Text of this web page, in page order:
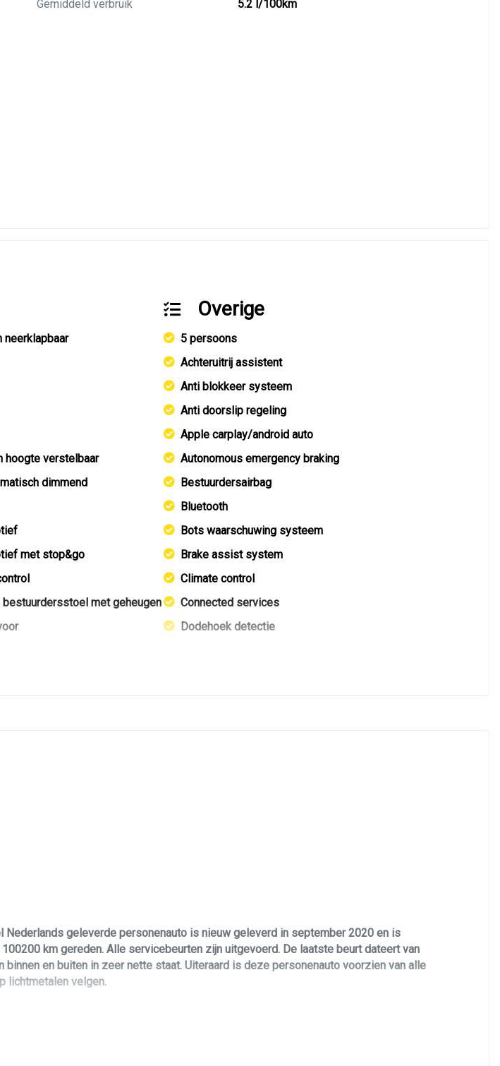
Gemiddeld verbruik
5.2 l/100km
neerklapbaar
hoogte verstelbaar
dimmend
met stop&go
met geheugen
Overige
5 persoons
Achteruitrij assistent
Anti blokkeer systeem
Anti doorslip regeling
Apple carplay/android auto
Autonomous emergency braking
Bestuurdersairbag
Bluetooth
Bots waarschuwing systeem
Brake assist system
Climate control
Connected services
Dodehoek detectie
Voorstoelen verwarmd
Zij airbag(s) voor
geleverde personenauto is nieuw geleverd in september 2020 en is
km gereden. Alle servicebeurten zijn uitgevoerd. De laatste beurt dateert van
en buiten in zeer nette staat. Uiteraard is deze personenauto voorzien van alle
lichtmetalen velgen.
3 u zoveel leuks voorzien Crystal White Pearl kleurstelling met 18 inch
ramen, pdc, rader cruise control (ACC), lederen interieur met elektrische